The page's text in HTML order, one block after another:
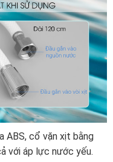
ABS, cổ vặn xịt bằng
với áp lực nước yếu.